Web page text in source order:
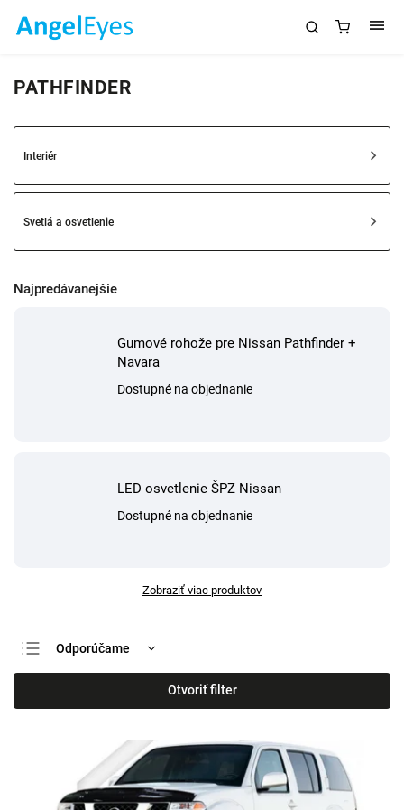
PATHFINDER
Interiér
Svetlá a osvetlenie
Najpredávanejšie
Gumové rohože pre Nissan Pathfinder +
Navara
Dostupné na objednanie
LED osvetlenie ŠPZ Nissan
Dostupné na objednanie
Zobraziť viac produktov
Odporúčame
Najlacnejšie
Najdrahšie
Abecedne
Otvoriť filter